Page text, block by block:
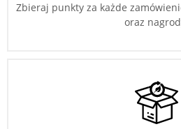
Zbieraj punkty za każde
oraz